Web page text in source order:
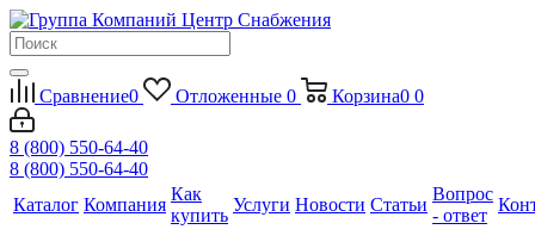
Сравнение0 Отложенные 0 Корзина0 0
8 (800) 550-64-40
8 (800) 550-64-40
Каталог Компания
Как
купить
Услуги Новости Статьи
Вопрос
- ответ